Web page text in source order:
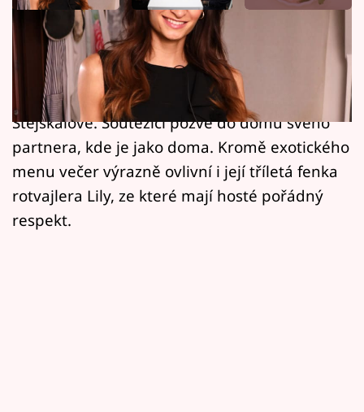
Horoskopy
Sledujte prima+
Filmový festival Karlovy Vary
Pořady
Mámy sobě
Přihlášení
Prázdninové reprízy kuchařského klání s
fashion people ve čtvrtek pokračují u
tanečnice, choreografky a influencerky Natálie
Stejskalové. Soutěžící pozve do domu svého
partnera, kde je jako doma. Kromě exotického
menu večer výrazně ovlivní i její tříletá fenka
rotvajlera Lily, ze které mají hosté pořádný
respekt.